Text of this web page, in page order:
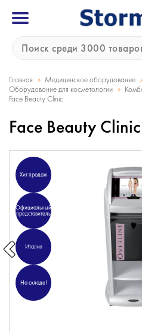
Главная » Медицинское оборудование
Оборудование для косметологии »
Face Beauty Clinic
Face Beauty Clinic
Хит продаж
Официальный
представитель
Италия
На складе!